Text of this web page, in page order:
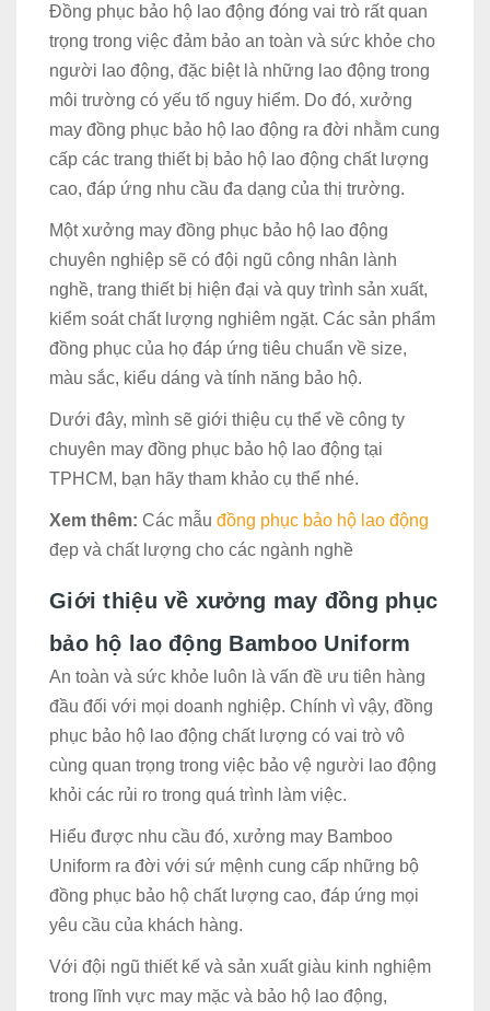
Đồng phục bảo hộ lao động đóng vai trò rất quan
trọng trong việc đảm bảo an toàn và sức khỏe cho
người lao động, đặc biệt là những lao động trong
môi trường có yếu tố nguy hiểm. Do đó, xưởng
may đồng phục bảo hộ lao động ra đời nhằm cung
cấp các trang thiết bị bảo hộ lao động chất lượng
cao, đáp ứng nhu cầu đa dạng của thị trường.
Một xưởng may đồng phục bảo hộ lao động
chuyên nghiệp sẽ có đội ngũ công nhân lành
nghề, trang thiết bị hiện đại và quy trình sản xuất,
kiểm soát chất lượng nghiêm ngặt. Các sản phẩm
đồng phục của họ đáp ứng tiêu chuẩn về size,
màu sắc, kiểu dáng và tính năng bảo hộ.
Dưới đây, mình sẽ giới thiệu cụ thể về công ty
chuyên may đồng phục bảo hộ lao động tại
TPHCM, bạn hãy tham khảo cụ thể nhé.
Xem thêm: Các mẫu đồng phục bảo hộ lao động
đẹp và chất lượng cho các ngành nghề
Giới thiệu về xưởng may đồng phục
bảo hộ lao động Bamboo Uniform
An toàn và sức khỏe luôn là vấn đề ưu tiên hàng
đầu đối với mọi doanh nghiệp. Chính vì vậy, đồng
phục bảo hộ lao động chất lượng có vai trò vô
cùng quan trọng trong việc bảo vệ người lao động
khỏi các rủi ro trong quá trình làm việc.
Hiểu được nhu cầu đó, xưởng may Bamboo
Uniform ra đời với sứ mệnh cung cấp những bộ
đồng phục bảo hộ chất lượng cao, đáp ứng mọi
yêu cầu của khách hàng.
Với đội ngũ thiết kế và sản xuất giàu kinh nghiệm
trong lĩnh vực may mặc và bảo hộ lao động,